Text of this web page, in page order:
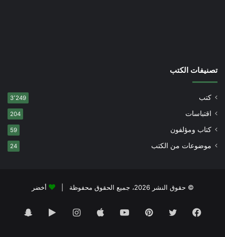
تصنيفات الكتب
كتب 3٬249
اقتباسات 204
كتاب ومؤلفون 59
موضوعات من الكتب 24
© حقوق النشر 2026، جميع الحقوق محفوظة | أخضر
فيسبوك تويتر بينتيريستيوتيوب انستقرام‏Google